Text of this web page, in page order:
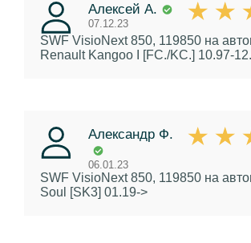
Алексей А.
07.12.23
SWF VisioNext 850, 119850 на
Renault Kangoo I [FC./KC.] 10.97-
Александр Ф.
06.01.23
SWF VisioNext 850, 119850 на
Soul [SK3] 01.19->